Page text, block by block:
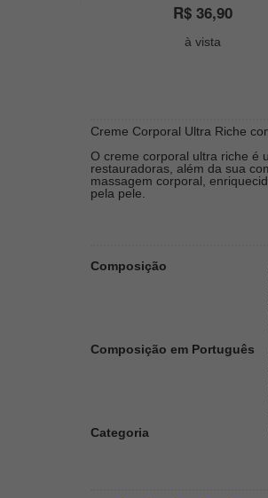
R$ 36,90
à vista
Creme Corporal Ultra Riche
O creme corporal ultra riche é
restauradoras, além da sua
massagem corporal,
pela pele.
Composição
Composição em Português
Categoria